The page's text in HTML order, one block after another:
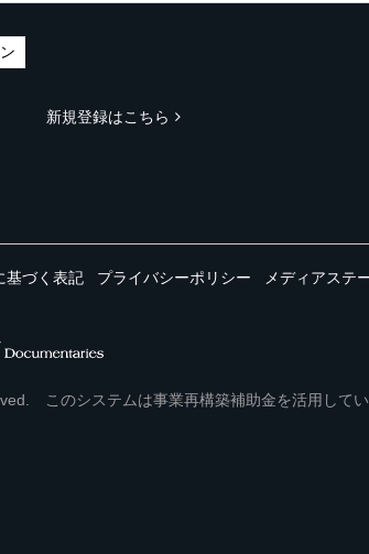
新規登録はこちら
基づく表記 プライバシーポリシー メディアステ
このシステムは事業再構築補助金を活用してい